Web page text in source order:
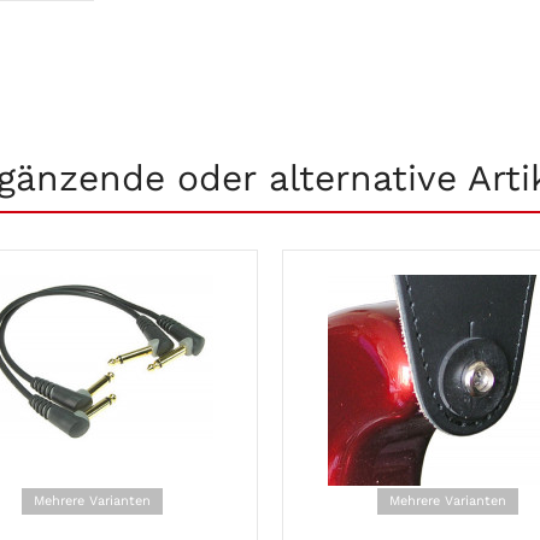
oder alternative
Mehrere Varianten Mehrere Varianten